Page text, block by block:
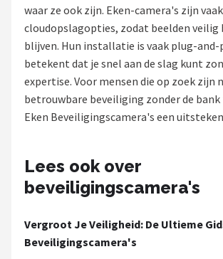
Shop
POPULAIRE MERKEN
Eufy
Home-Locking
EZVIZ
TP-Link
waar ze ook zijn. Eken-camera's zijn
cloudopslagopties, zodat beelden veilig
blijven. Hun installatie is vaak plug-and-
betekent dat je snel aan de slag kunt
expertise. Voor mensen die op zoek zijn
betrouwbare beveiliging zonder de
Eken Beveiligingscamera's een
Lees ook over
beveiligingscamera's
Vergroot Je Veiligheid: De Ultieme
Beveiligingscamera's